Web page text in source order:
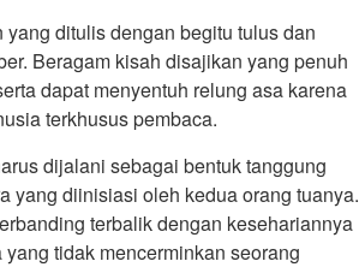
ditulis dengan begitu tulus dan
Beragam kisah disajikan yang penuh
dapat menyentuh relung asa karena
terkhusus pembaca.
dijalani sebagai bentuk tanggung
yang diinisiasi oleh kedua orang tuanya.
terbalik dengan kesehariannya
tidak mencerminkan seorang